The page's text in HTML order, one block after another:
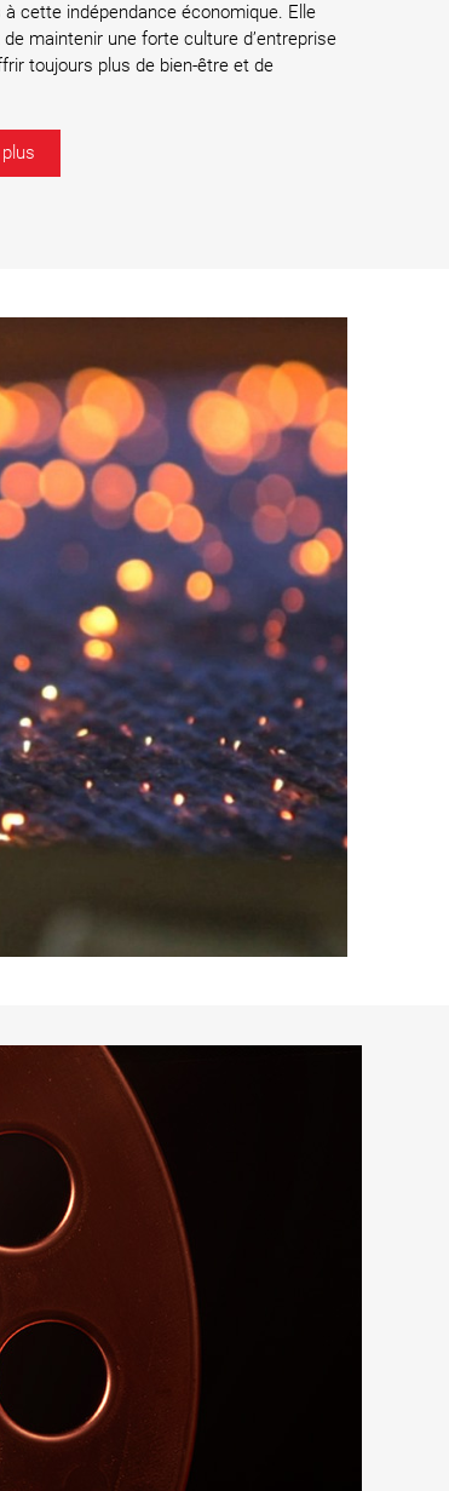
cette indépendance économique. Elle
maintenir une forte culture d’entreprise
toujours plus de bien-être et de